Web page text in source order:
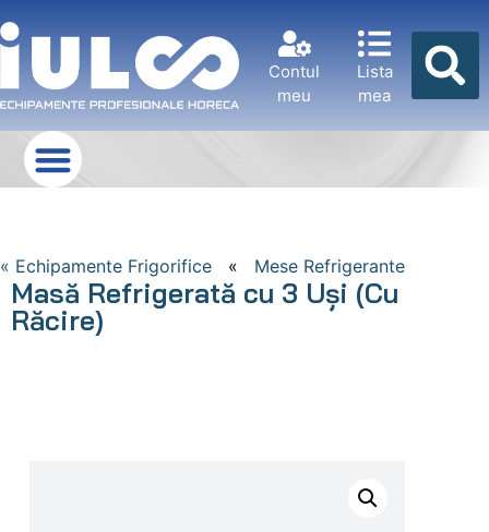
Contul
meu
Lista
mea
« Echipamente Frigorifice « Mese Refrigerante
Masă Refrigerată cu 3 Uși (Cu
Răcire)